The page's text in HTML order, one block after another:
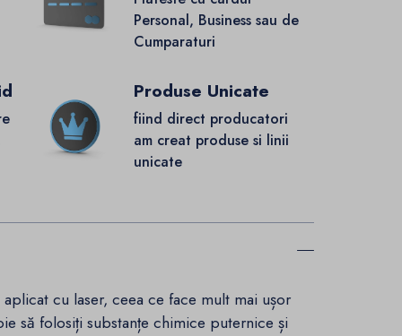
Personal, Business sau de
Cumparaturi
Produse Unicate
fiind direct producatori
am creat produse si linii
unicate
cu laser, ceea ce face mult mai ușor
să folosiți substanțe chimice puternice și